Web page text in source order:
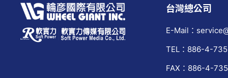
台灣總公司
E-Mail：
TEL：886-4-
FAX：886-4-